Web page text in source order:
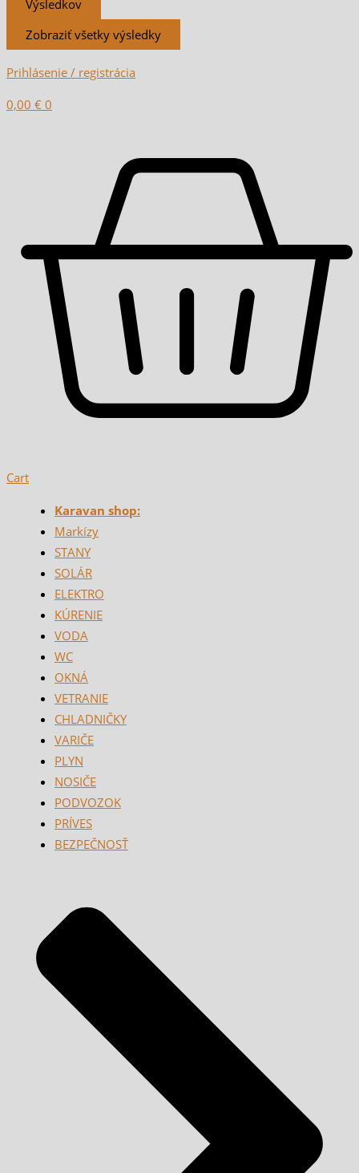
Výsledkov
Zobraziť všetky výsledky
Prihlásenie / registrácia
0,00 € 0
Cart
Karavan shop:
Markízy
STANY
SOLÁR
ELEKTRO
KÚRENIE
VODA
WC
OKNÁ
VETRANIE
CHLADNIČKY
VARIČE
PLYN
NOSIČE
PODVOZOK
PRÍVES
BEZPEČNOSŤ